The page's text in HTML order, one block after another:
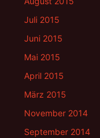
Juli 2015
Juni 2015
Mai 2015
April 2015
März 2015
November 2014
September 2014